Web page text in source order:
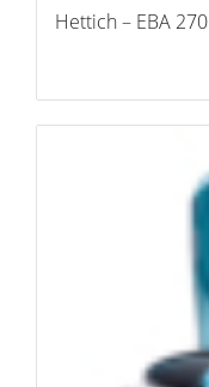
Hettich – EBA 270